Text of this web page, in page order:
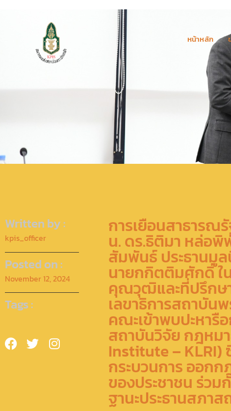
หน้าหลัก
Written by :
kpis_officer
Posted on :
November 12, 2024
Tags :
การเยือนสาธารณ
น. ดร.ธิติมา หล่อ
สัมพันธ์ ประธานมู
นายกกิตติมศักดิ์ ใ
คุณวุฒิและที่ปรึกษ
เลขาธิการสถาบัน
คณะเข้าพบปะหารื
สถาบันวิจัย กฎหม
Institute – KLRI)
กระบวนการ ออก
ของประชาชน ร่ว
ฐานะประธานสภา